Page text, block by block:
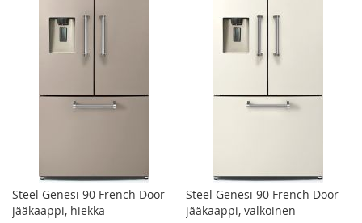
Steel Genesi 90 French Door
jääkaappi, hiekka
Steel Genesi 90 French Door
jääkaappi, valkoinen